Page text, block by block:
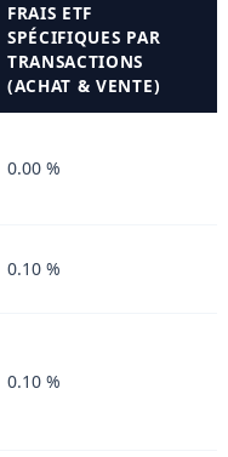
FRAIS ETF
SPÉCIFIQUES PAR
TRANSACTIONS
(ACHAT & VENTE)
0.00 %
0.10 %
0.10 %